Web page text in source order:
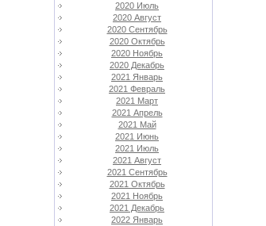
2020 Июль
2020 Август
2020 Сентябрь
2020 Октябрь
2020 Ноябрь
2020 Декабрь
2021 Январь
2021 Февраль
2021 Март
2021 Апрель
2021 Май
2021 Июнь
2021 Июль
2021 Август
2021 Сентябрь
2021 Октябрь
2021 Ноябрь
2021 Декабрь
2022 Январь